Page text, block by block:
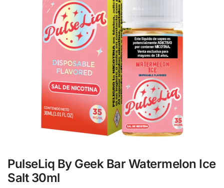
PulseLiq By Geek Bar Watermelon Ice
Salt 30ml